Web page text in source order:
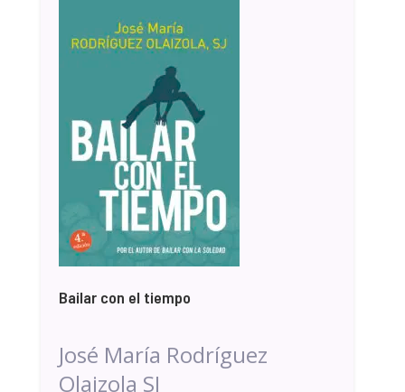
Bailar con el tiempo
José María Rodríguez
Olaizola SJ